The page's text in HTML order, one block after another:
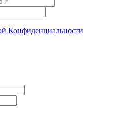
Конфиденциальности